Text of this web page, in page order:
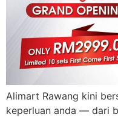
Alimart Rawang kini
keperluan anda — dari